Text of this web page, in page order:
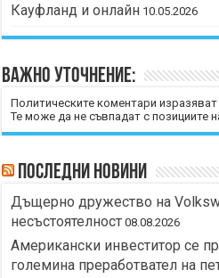
Кауфланд и онлайн 10.05.2026
Важно уточнение:
Политическите коментари
Те може да не съвпадат с позициите
Последни новини
Дъщерно дружество на
несъстоятелност 08.08.2026
Американски инвеститор се
големина преработвател на